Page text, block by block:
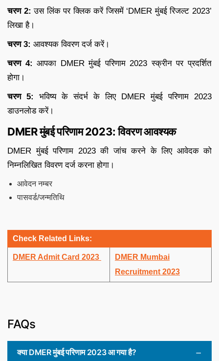
चरण 2: उस लिंक पर क्लिक करें जिसमें ‘DMER मुंबई रिजल्ट 2023’
लिखा है।
चरण 3: आवश्यक विवरण दर्ज करें।
चरण 4: आपका DMER मुंबई परिणाम 2023 स्क्रीन पर प्रदर्शित
होगा।
चरण 5:
भविष्य के संदर्भ के लिए DMER मुंबई परिणाम 2023
डाउनलोड करें।
DMER मुंबई परिणाम 2023: विवरण आवश्यक
DMER मुंबई परिणाम 2023 की जांच करने के लिए आवेदक को
निम्नलिखित विवरण दर्ज करना होगा।
आवेदन नम्बर
पासवर्ड/जन्मतिथि
Check Related Links:
DMER Admit Card 2023
DMER Mumbai
Recruitment 2023
FAQs
क्या DMER मुंबई परिणाम 2023 आ गया है?